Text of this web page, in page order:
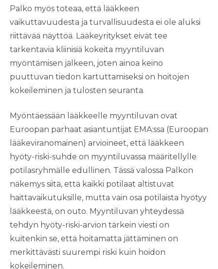
Palko myös toteaa, että lääkkeen
vaikuttavuudesta ja turvallisuudesta ei ole aluksi
riittävää näyttöä. Lääkeyritykset eivät tee
tarkentavia kliinisiä kokeita myyntiluvan
myöntämisen jälkeen, joten ainoa keino
puuttuvan tiedon kartuttamiseksi on hoitojen
kokeileminen ja tulosten seuranta.
Myöntäessään lääkkeelle myyntiluvan ovat
Euroopan parhaat asiantuntijat EMA:ssa (Euroopan
lääkeviranomainen) arvioineet, että lääkkeen
hyöty-riski-suhde on myyntiluvassa määritellylle
potilasryhmälle edullinen. Tässä valossa Palkon
näkemys siitä, että kaikki potilaat altistuvat
haittavaikutuksille, mutta vain osa potilaista hyötyy
lääkkeestä, on outo. Myyntiluvan yhteydessä
tehdyn hyöty-riski-arvion tärkein viesti on
kuitenkin se, että hoitamatta jättäminen on
merkittävästi suurempi riski kuin hoidon
kokeileminen.